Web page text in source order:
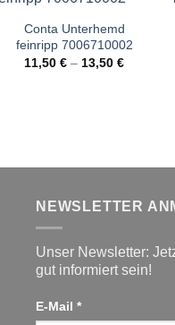
Conta Unterhemd
feinripp 7006710002
11,50€ – 13,50€
NEWSLETTER
Unser Newsletter:
gut informiert sein!
E-Mail *